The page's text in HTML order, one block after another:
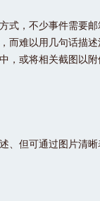
，不少事件需要邮
难以用几句话描述
或将相关截图以附
但可通过图片清晰